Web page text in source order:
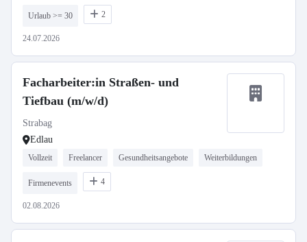
Urlaub >= 30 2
24.07.2026
Facharbeiter:in Straßen- und
Tiefbau (m/w/d)
Strabag
Edlau
Vollzeit Freelancer Gesundheitsangebote Weiterbildungen
Firmenevents 4
02.08.2026